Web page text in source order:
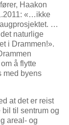
Haakon
«…ikke
…
naturlige
i Drammen!».
å flytte
med byens
at det er reist
til sentrum og
areal- og